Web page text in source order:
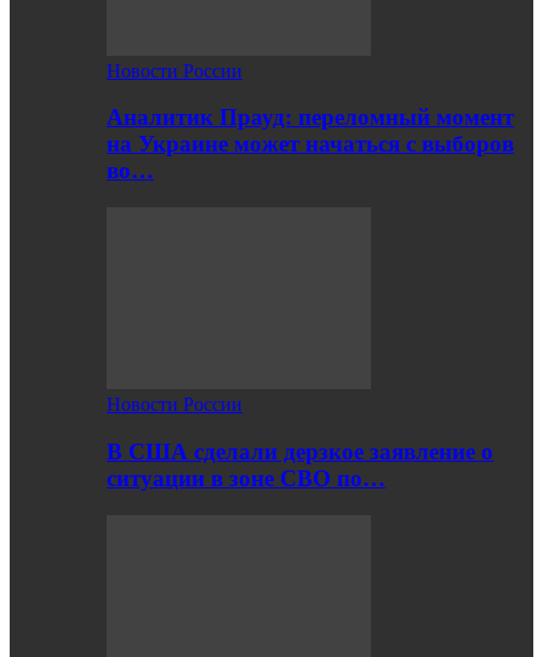
Новости России
Аналитик Прауд: переломный момент
на Украине может начаться с выборов
во…
Новости России
В США сделали дерзкое заявление о
ситуации в зоне СВО по…